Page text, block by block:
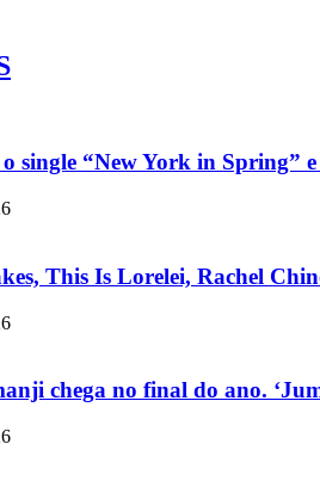
single “New York in Spring”
This Is Lorelei, Rachel
chega no final do ano.